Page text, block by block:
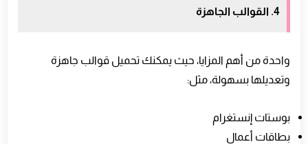
4. القوالب الجاهزة
واحدة من أهم المزايا، حيث يمكنك تحميل قوالب جاهزة
وتعديلها بسهولة، مثل:
بوستات إنستغرام
بطاقات أعمال